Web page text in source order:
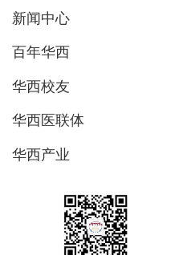
新闻中心
百年华西
华西校友
华西医联体
华西产业